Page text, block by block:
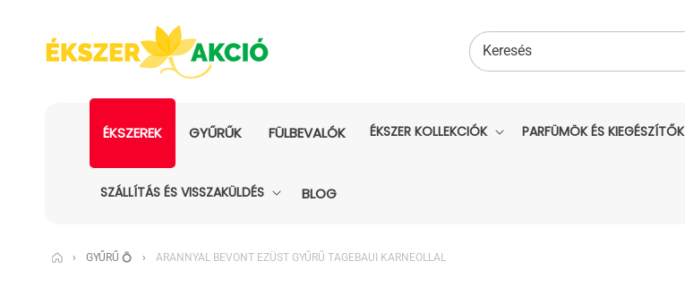
Keresés
ÉKSZEREK GYŰRŰK FÜLBEVALÓK ÉKSZER KOLLEKCIÓK PARFÜMÖK ÉS KIEGÉSZÍTŐK
SZÁLLÍTÁS ÉS VISSZAKÜLDÉS BLOG
› GYŰRŰ 💍 › ARANNYAL BEVONT EZÜST GYŰRŰ TAGEBAUI KARNEOLLAL